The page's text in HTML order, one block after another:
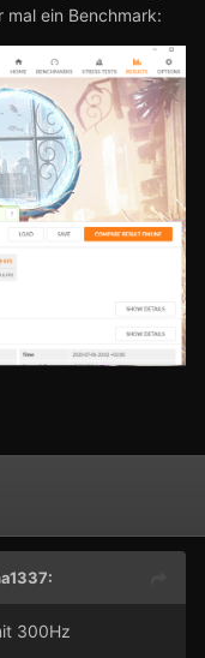
mal ein Benchmark:
:
300Hz